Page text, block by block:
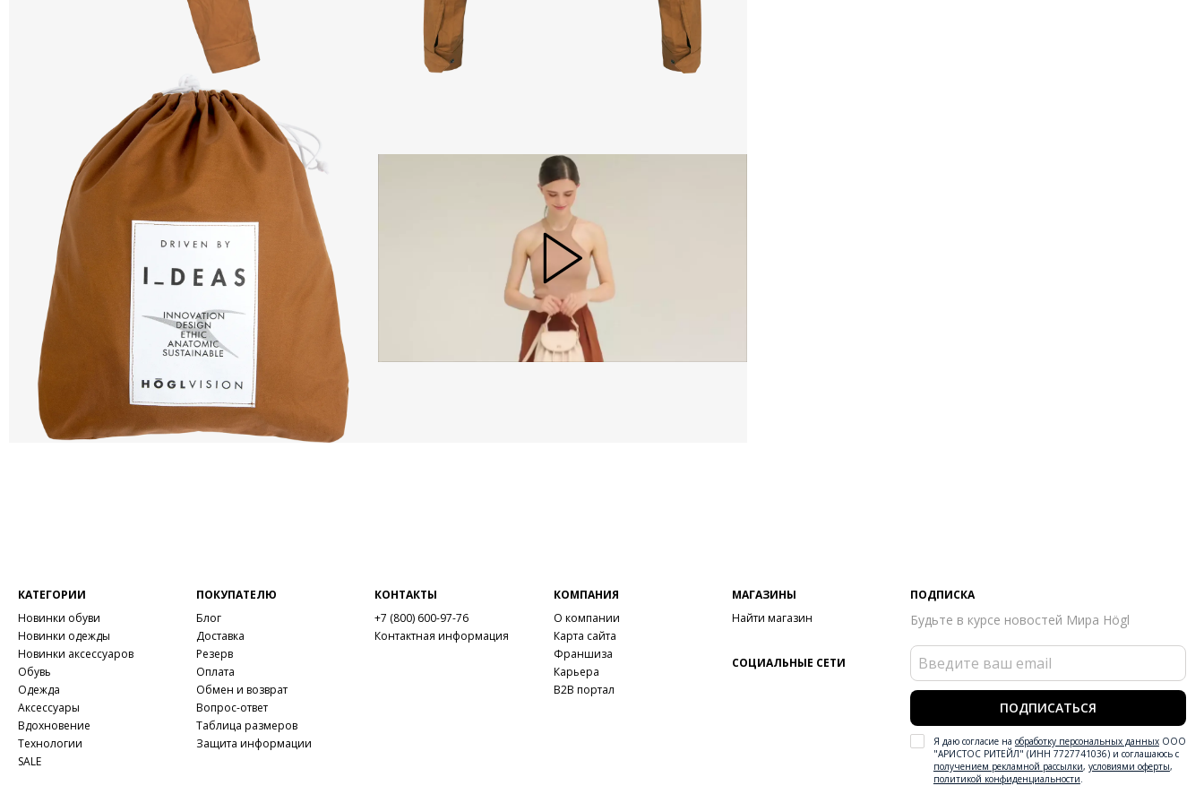
КАТЕГОРИИ
Новинки обуви
Новинки одежды
Новинки аксессуаров
Обувь
Одежда
Аксессуары
Вдохновение
Технологии
SALE
ПОКУПАТЕЛЮ
Блог
Доставка
Резерв
Оплата
Обмен и возврат
Вопрос-ответ
Таблица размеров
Защита информации
КОНТАКТЫ
+7 (800) 600-97-76
Контактная информация
КОМПАНИЯ
О компании
Карта сайта
Франшиза
Карьера
B2B портал
МАГАЗИНЫ
Найти магазин
СОЦИАЛЬНЫЕ СЕТИ
ПОДПИСКА
Будьте в курсе новостей Мира Högl
ПОДПИСАТЬСЯ
Я даю согласие на обработку персональных данныхООО
"АРИСТОС РИТЕЙЛ" (ИНН 7727741036) и соглашаюсь с
получением рекламной рассылки, условиями оферты,
политикой конфиденциальности.